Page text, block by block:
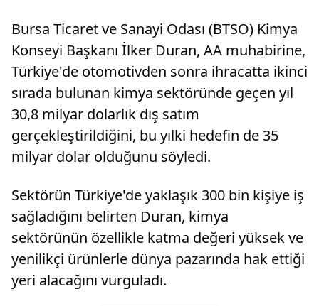
Bursa Ticaret ve Sanayi Odası (BTSO) Kimya
Konseyi Başkanı İlker Duran, AA muhabirine,
Türkiye'de otomotivden sonra ihracatta ikinci
sırada bulunan kimya sektöründe geçen yıl
30,8 milyar dolarlık dış satım
gerçekleştirildiğini, bu yılki hedefin de 35
milyar dolar olduğunu söyledi.
Sektörün Türkiye'de yaklaşık 300 bin kişiye iş
sağladığını belirten Duran, kimya
sektörünün özellikle katma değeri yüksek ve
yenilikçi ürünlerle dünya pazarında hak ettiği
yeri alacağını vurguladı.